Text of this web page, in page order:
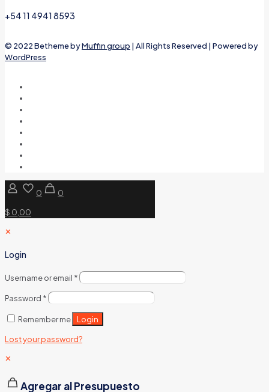
+54 11 4941 8593
© 2022 Betheme byMuffin group | All Rights Reserved | Powered by
WordPress
0
0
$ 0,00
✕
Login
Username or email *
Password *
Remember me Login
Lost your password?
✕
Agregar al Presupuesto